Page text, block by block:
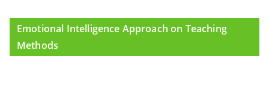
Emotional Intelligence Approach on Teaching
Methods